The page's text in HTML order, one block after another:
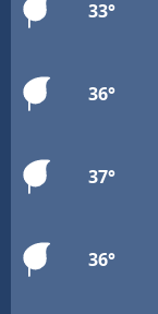
33°
36°
37°
36°